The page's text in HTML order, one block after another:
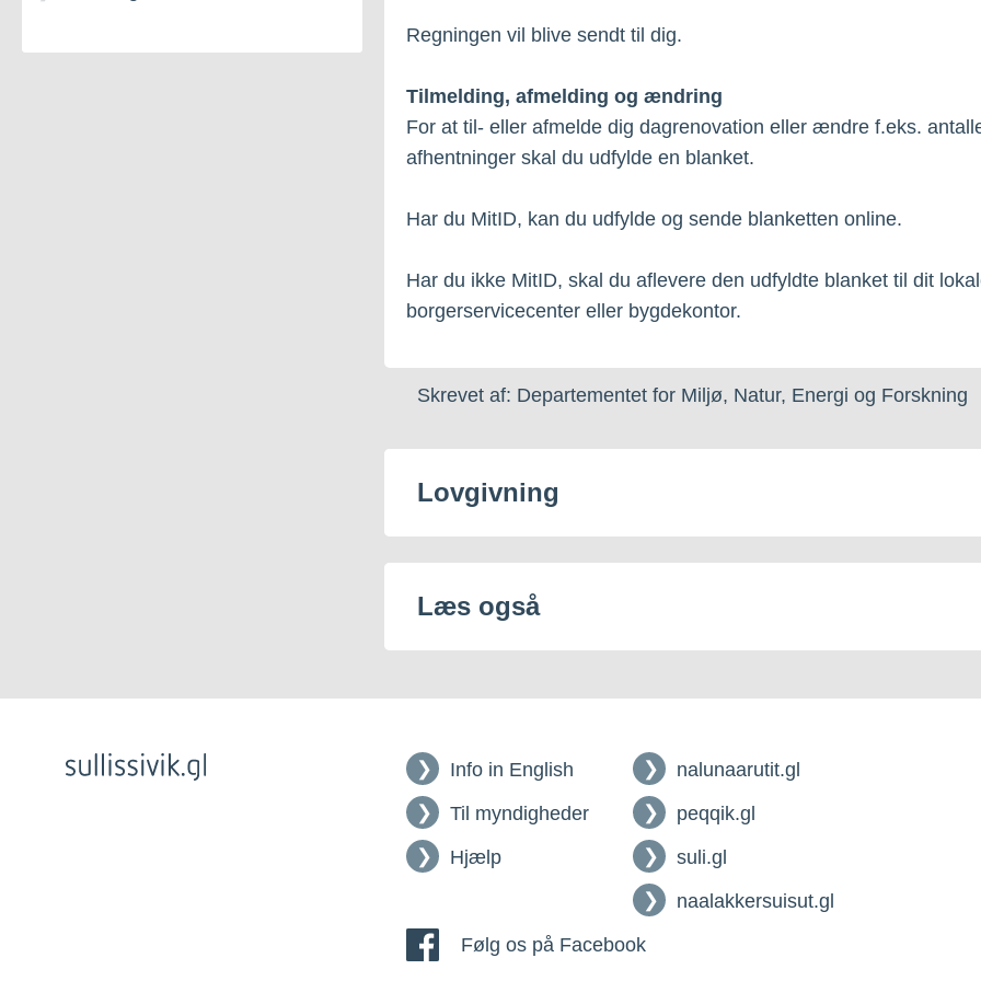
Regningen vil blive sendt til dig.
Tilmelding, afmelding og ændring
For at til- eller afmelde dig dagrenovation eller ændre f.eks.
afhentninger skal du udfylde en blanket.
Har du MitID, kan du udfylde og sende blanketten online.
Har du ikke MitID, skal du aflevere den udfyldte blanket til dit
borgerservicecenter eller bygdekontor.
Skrevet af: Departementet for Miljø, Natur, Energi og Forskning
Lovgivning
Læs også
Info in English
Til myndigheder
Hjælp
nalunaarutit.gl
peqqik.gl
suli.gl
naalakkersuisut.gl
Følg os på Facebook